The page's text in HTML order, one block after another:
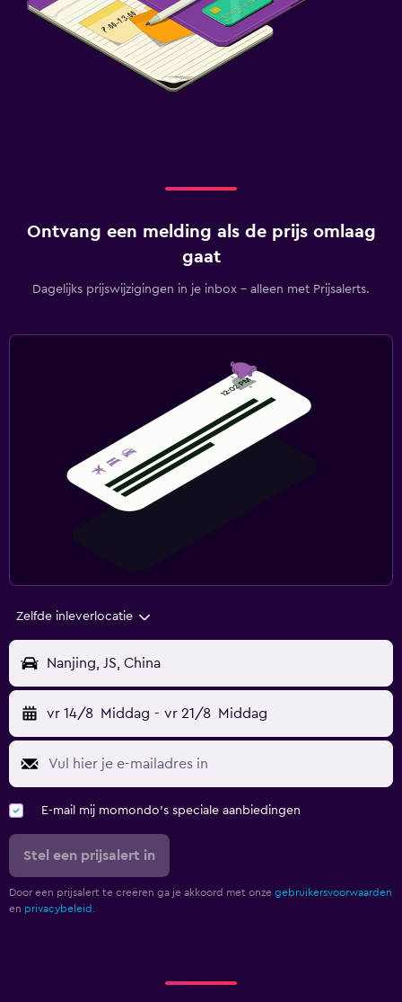
Ontvang een melding als de prijs omlaag
gaat
Dagelijks prijswijzigingen in je inbox - alleen met Prijsalerts.
Zelfde inleverlocatie
Nanjing, JS, China
vr 14/8 Middag - vr 21/8 Middag
E-mail mij momondo's speciale aanbiedingen
Stel een prijsalert in
Door een prijsalert te creëren ga je akkoord met onze gebruikersvoorwaarden
en privacybeleid.